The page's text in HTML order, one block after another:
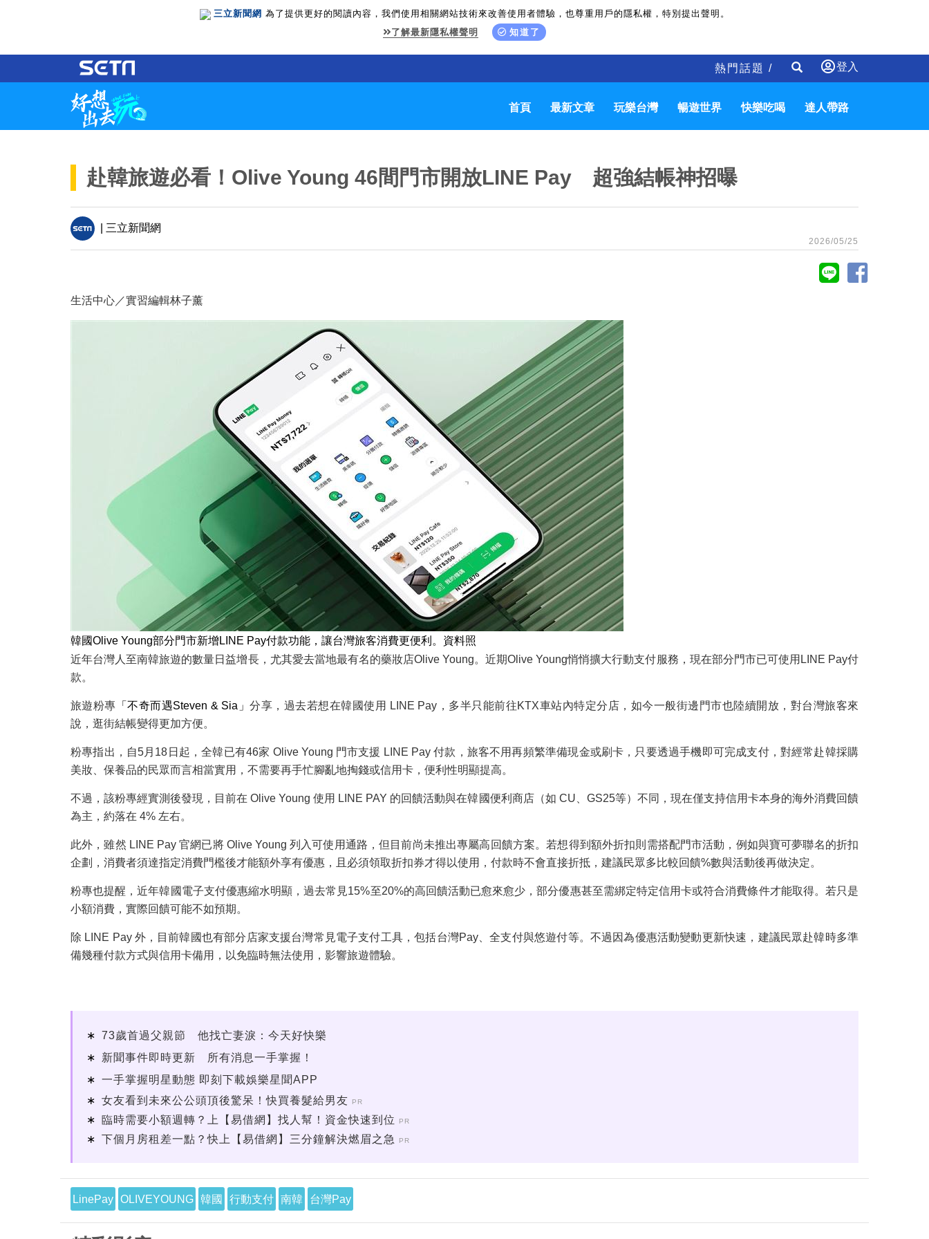
三立新聞網 為了提供更好的閱讀內容，我們使用相關網站技術來改善使用者體驗，也尊重用戶的隱私權，特別提出聲明。
了解最新隱私權聲明
知道了
登入
熱門話題 /
首頁 最新文章 玩樂台灣 暢遊世界 快樂吃喝 達人帶路
赴韓旅遊必看！Olive Young 46間門市開放LINE Pay 超強結帳神招曝
| 三立新聞網
2026/05/25
生活中心／實習編輯林子薰
韓國Olive Young部分門市新增LINE Pay付款功能，讓台灣旅客消費更便利。資料照
近年台灣人至南韓旅遊的數量日益增長，尤其愛去當地最有名的藥妝店Olive Young。近期Olive Young悄悄擴大行動支付服務，現在部分門市已可使用LINE Pay付
款。
旅遊粉專 「不奇而遇Steven & Sia」分享，過去若想在韓國使用 LINE Pay，多半只能前往KTX車站內特定分店，如今一般街邊門市也陸續開放，對台灣旅客來
說，逛街結帳變得更加方便。
粉專指出，自5月18日起，全韓已有46家 Olive Young 門市支援 LINE Pay 付款，旅客不用再頻繁準備現金或刷卡，只要透過手機即可完成支付，對經常赴韓採購
美妝、保養品的民眾而言相當實用，不需要再手忙腳亂地掏錢或信用卡，便利性明顯提高。
不過，該粉專經實測後發現，目前在 Olive Young 使用 LINE PAY 的回饋活動與在韓國便利商店（如 CU、GS25等）不同，現在僅支持信用卡本身的海外消費回饋
為主，約落在 4% 左右。
此外，雖然 LINE Pay 官網已將 Olive Young 列入可使用通路，但目前尚未推出專屬高回饋方案。若想得到額外折扣則需搭配門市活動，例如與寶可夢聯名的折扣
企劃，消費者須達指定消費門檻後才能額外享有優惠，且必須領取折扣券才得以使用，付款時不會直接折抵，建議民眾多比較回饋%數與活動後再做決定。
粉專也提醒，近年韓國電子支付優惠縮水明顯，過去常見15%至20%的高回饋活動已愈來愈少，部分優惠甚至需綁定特定信用卡或符合消費條件才能取得。若只是
小額消費，實際回饋可能不如預期。
除 LINE Pay 外，目前韓國也有部分店家支援台灣常見電子支付工具，包括台灣Pay、全支付與悠遊付等。不過因為優惠活動變動更新快速，建議民眾赴韓時多準
備幾種付款方式與信用卡備用，以免臨時無法使用，影響旅遊體驗。
73歲首過父親節 他找亡妻淚：今天好快樂
新聞事件即時更新 所有消息一手掌握！
一手掌握明星動態 即刻下載娛樂星聞APP
女友看到未來公公頭頂後驚呆！快買養髮給男友
PR
臨時需要小額週轉？上【易借網】找人幫！資金快速到位 PR
下個月房租差一點？快上【易借網】三分鐘解決燃眉之急 PR
LinePay OLIVEYOUNG 韓國 行動支付 南韓 台灣Pay